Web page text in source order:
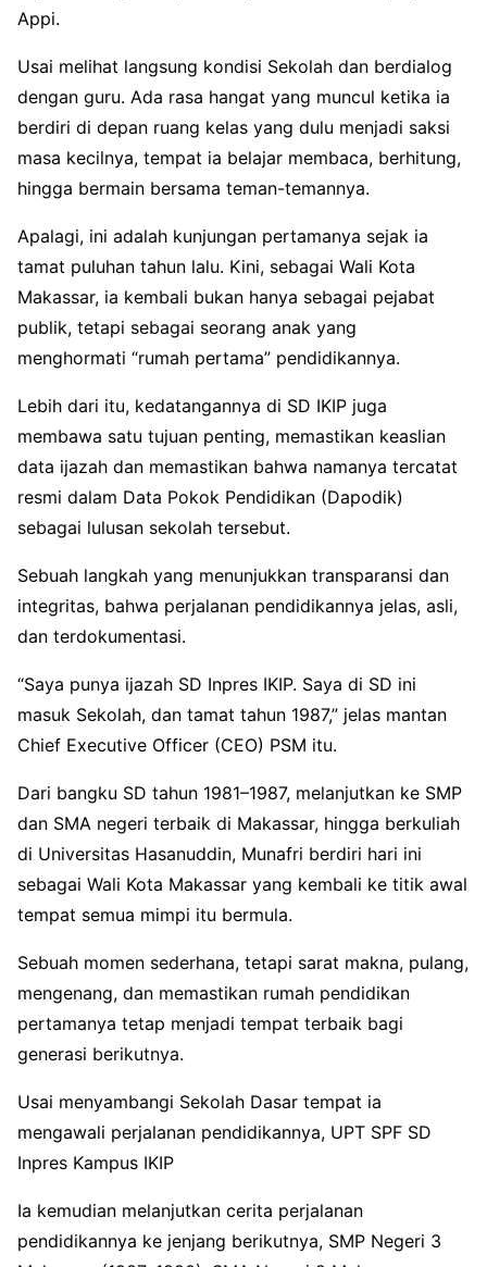
Appi.
Usai melihat langsung kondisi Sekolah dan berdialog
dengan guru. Ada rasa hangat yang muncul ketika ia
berdiri di depan ruang kelas yang dulu menjadi saksi
masa kecilnya, tempat ia belajar membaca, berhitung,
hingga bermain bersama teman-temannya.
Apalagi, ini adalah kunjungan pertamanya sejak ia
tamat puluhan tahun lalu. Kini, sebagai Wali Kota
Makassar, ia kembali bukan hanya sebagai pejabat
publik, tetapi sebagai seorang anak yang
menghormati “rumah pertama” pendidikannya.
Lebih dari itu, kedatangannya di SD IKIP juga
membawa satu tujuan penting, memastikan keaslian
data ijazah dan memastikan bahwa namanya tercatat
resmi dalam Data Pokok Pendidikan (Dapodik)
sebagai lulusan sekolah tersebut.
Sebuah langkah yang menunjukkan transparansi dan
integritas, bahwa perjalanan pendidikannya jelas, asli,
dan terdokumentasi.
“Saya punya ijazah SD Inpres IKIP. Saya di SD ini
masuk Sekolah, dan tamat tahun 1987,” jelas mantan
Chief Executive Officer (CEO) PSM itu.
Dari bangku SD tahun 1981–1987, melanjutkan ke SMP
dan SMA negeri terbaik di Makassar, hingga berkuliah
di Universitas Hasanuddin, Munafri berdiri hari ini
sebagai Wali Kota Makassar yang kembali ke titik awal
tempat semua mimpi itu bermula.
Sebuah momen sederhana, tetapi sarat makna, pulang,
mengenang, dan memastikan rumah pendidikan
pertamanya tetap menjadi tempat terbaik bagi
generasi berikutnya.
Usai menyambangi Sekolah Dasar tempat ia
mengawali perjalanan pendidikannya, UPT SPF SD
Inpres Kampus IKIP
Ia kemudian melanjutkan cerita perjalanan
pendidikannya ke jenjang berikutnya, SMP Negeri 3